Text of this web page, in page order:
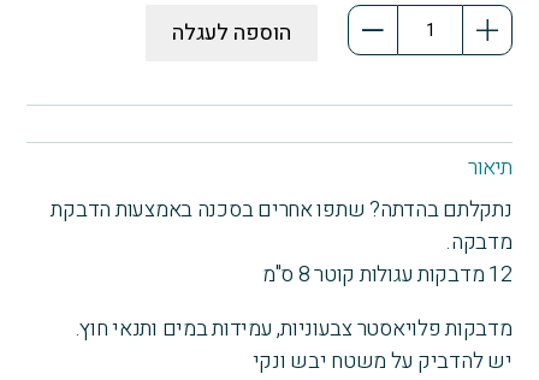
כמות
בכמות
12
מדבקות
עגולות
8X8
הוספה לעגלה
תיאור
נתקלתם בהדתה? שתפו אחרים בסכנה באמצעות הדבקת
מדבקה.
12 מדבקות עגולות קוטר 8 ס"מ
מדבקות פלויאסטר צבעוניות, עמידות במים ותנאי חוץ.
יש להדביק על משטח יבש ונקי